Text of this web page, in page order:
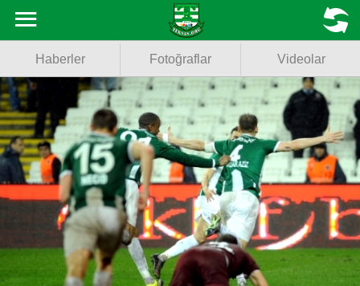
Fotoğraflar
Videolar
Basketbol
Voleybol
Puan Durumu
Fikstür
MENU
Haberler Fotoğraflar Videolar